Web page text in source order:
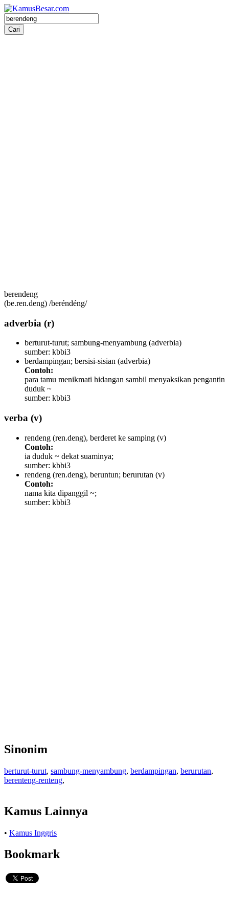
berendeng
(be.ren.deng) /beréndéng/
adverbia (r)
berturut-turut; sambung-menyambung (adverbia)
sumber: kbbi3
berdampingan; bersisi-sisian (adverbia)
Contoh:
para tamu menikmati hidangan sambil menyaksikan pengantin
duduk ~
sumber: kbbi3
verba (v)
rendeng (ren.deng), berderet ke samping (v)
Contoh:
ia duduk ~ dekat suaminya;
sumber: kbbi3
rendeng (ren.deng), beruntun; berurutan (v)
Contoh:
nama kita dipanggil ~;
sumber: kbbi3
Sinonim
berturut-turut, sambung-menyambung, berdampingan, berurutan,
berenteng-renteng,
Kamus Lainnya
• Kamus Inggris
Bookmark